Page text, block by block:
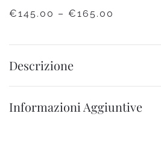
€145.00 – €165.00
Descrizione
Informazioni Aggiuntive